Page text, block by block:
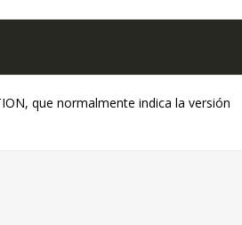
que normalmente indica la versión